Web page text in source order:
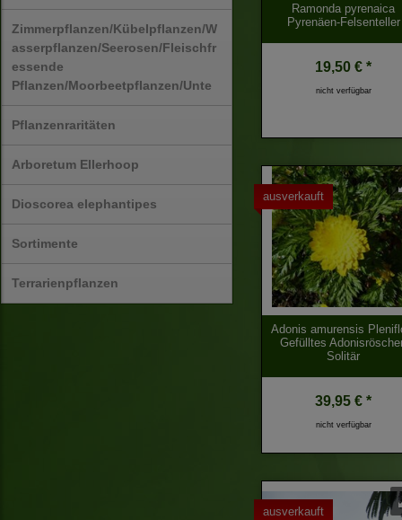
Zimmerpflanzen/Kübelpflanzen/W
asserpflanzen/Seerosen/Fleischfr
essende
Pflanzen/Moorbeetpflanzen/Unte
Pflanzenraritäten
Arboretum Ellerhoop
Dioscorea elephantipes
Sortimente
Terrarienpflanzen
Ramonda pyrenaica
Pyrenäen-Felsenteller
19,50 € *
nicht verfügbar
ausverkauft
Adonis amurensis
Gefülltes
Solitär
39,95 € *
nicht verfügbar
ausverkauft